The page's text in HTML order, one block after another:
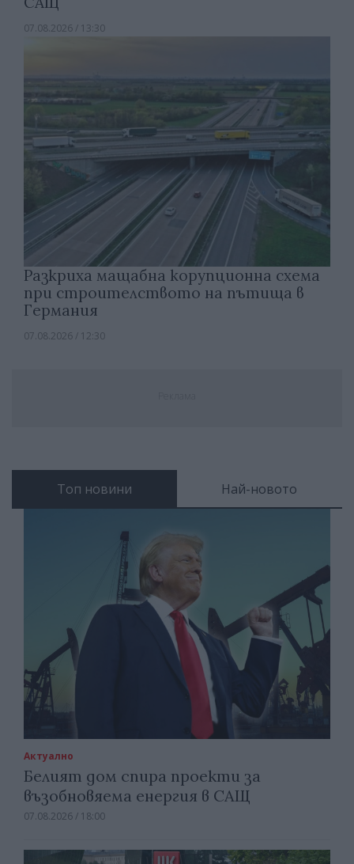
07.08.2026 / 13:30
Разкриха мащабна корупционна схема
при строителството на пътища в
Германия
07.08.2026 / 12:30
Топ новини Най-новото
Актуално
Белият дом спира проекти за
възобновяема енергия в САЩ
07.08.2026 / 18:00